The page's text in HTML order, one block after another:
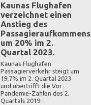
Kaunas Flughafen
verzeichnet einen
Anstieg des
Passagieraufkommens
um 20% im 2.
Quartal 2023.
Kaunas Flughafen
Passagierverkehr steigt um
19,7% im 2. Quartal 2023
und übertrifft die Vor-
Pandemie-Zahlen des 2.
Quartals 2019.